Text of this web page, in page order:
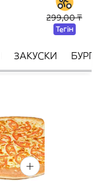
299,00 ₸
Тегін
ЗАКУСКИ